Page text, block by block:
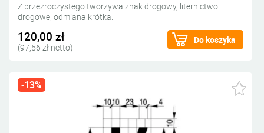
Z przezroczystego tworzywa znak drogowy, liternictwo
drogowe, odmiana krótka.
120,00 zł
(97,56 zł netto)
Do koszyka
-13%